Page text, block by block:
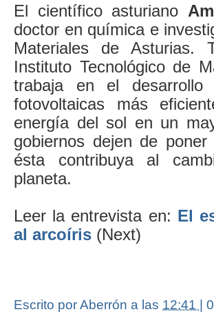
El científico asturiano
doctor en química e
Materiales de Asturias.
Instituto Tecnológico de
trabaja en el
fotovoltaicas más
energía del sol en un
gobiernos dejen de
ésta contribuya al
planeta.
Leer la entrevista en: El
al arcoíris (Next)
Escrito por Aberrón a las 12:41 |